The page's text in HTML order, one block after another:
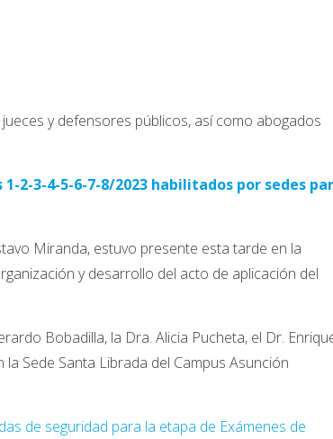
y defensores públicos, así como abogados
2-3-4-5-6-7-8/2023 habilitados por sedes
Miranda, estuvo presente esta tarde en la
y desarrollo del acto de aplicación del
Bobadilla, la Dra. Alicia Pucheta, el Dr.
Sede Santa Librada del Campus Asunción
de seguridad para la etapa de Exámenes de